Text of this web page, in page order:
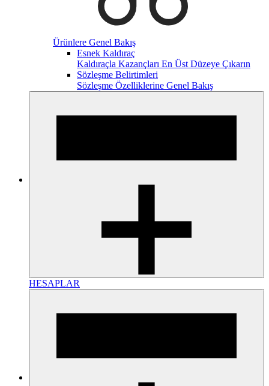
Ürünlere Genel Bakış
Esnek Kaldıraç
Kaldıraçla Kazançları En Üst Düzeye Çıkarın
Sözleşme Belirtimleri
Sözleşme Özelliklerine Genel Bakış
HESAPLAR